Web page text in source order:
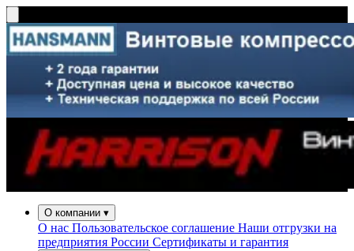
О компании ▾
О нас Пользовательское соглашение Наши отгрузки на
предприятия России Сертификаты и гарантия